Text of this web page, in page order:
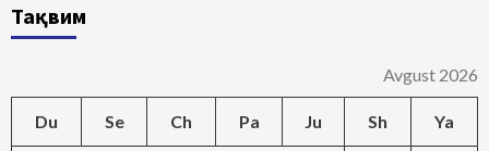
Тақвим
Avgust 2026
Du Se Ch Pa Ju Sh Ya